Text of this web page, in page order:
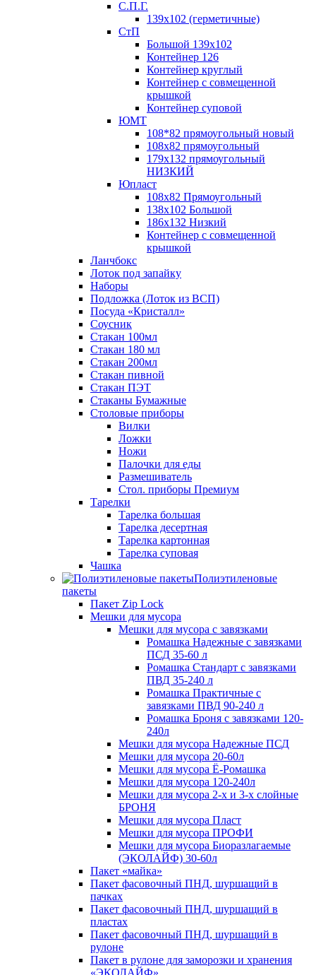
С.П.Г.
139х102 (герметичные)
СтП
Большой 139х102
Контейнер 126
Контейнер круглый
Контейнер с совмещенной
крышкой
Контейнер суповой
ЮМТ
108*82 прямоугольный новый
108х82 прямоугольный
179х132 прямоугольный
НИЗКИЙ
Юпласт
108х82 Прямоугольный
138х102 Большой
186х132 Низкий
Контейнер с совмещенной
крышкой
Ланчбокс
Лоток под запайку
Наборы
Подложка (Лоток из ВСП)
Посуда «Кристалл»
Соусник
Стакан 100мл
Стакан 180 мл
Стакан 200мл
Стакан пивной
Стакан ПЭТ
Стаканы Бумажные
Столовые приборы
Вилки
Ложки
Ножи
Палочки для еды
Размешиватель
Стол. приборы Премиум
Тарелки
Тарелка большая
Тарелка десертная
Тарелка картонная
Тарелка суповая
Чашка
Полиэтиленовые
пакеты
Пакет Zip Lock
Мешки для мусора
Мешки для мусора с завязками
Ромашка Надежные с завязками
ПСД 35-60 л
Ромашка Стандарт с завязками
ПВД 35-240 л
Ромашка Практичные с
завязками ПВД 90-240 л
Ромашка Броня с завязками 120-
240л
Мешки для мусора Надежные ПСД
Мешки для мусора 20-60л
Мешки для мусора Ё-Ромашка
Мешки для мусора 120-240л
Мешки для мусора 2-х и 3-х слойные
БРОНЯ
Мешки для мусора Пласт
Мешки для мусора ПРОФИ
Мешки для мусора Биоразлагаемые
(ЭКОЛАЙФ) 30-60л
Пакет «майка»
Пакет фасовочный ПНД, шуршащий в
пачках
Пакет фасовочный ПНД, шуршащий в
пластах
Пакет фасовочный ПНД, шуршащий в
рулоне
Пакет в рулоне для заморозки и хранения